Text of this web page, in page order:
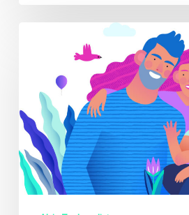
priročna
starše
majhnimi
otroci